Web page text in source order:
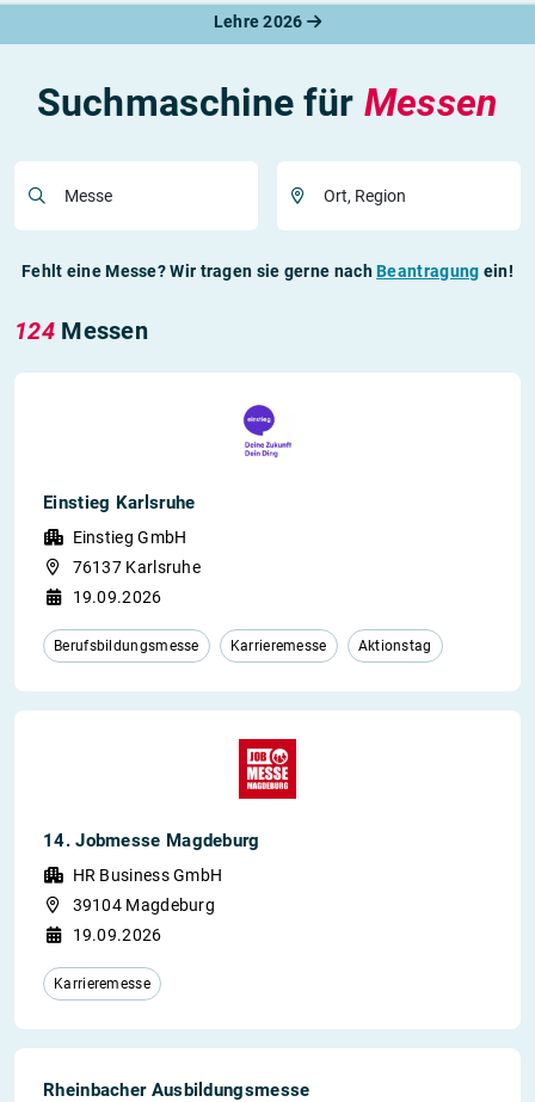
Lehre 2026
Suchmaschine für Messen
Messe Ort, Region
Fehlt eine Messe? Wir tragen sie gerne nachBeantragung ein!
124 Messen
Einstieg Karlsruhe
Einstieg GmbH
76137 Karlsruhe
19.09.2026
Berufsbildungsmesse Karrieremesse Aktionstag
14. Jobmesse Magdeburg
HR Business GmbH
39104 Magdeburg
19.09.2026
Karrieremesse
Rheinbacher Ausbildungsmesse